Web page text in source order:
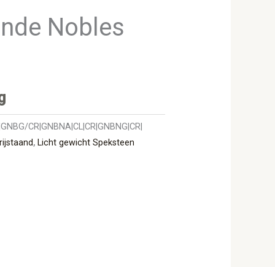
Nobles
CR|GNBNA|CL|CR|GNBNG|CR|
, Licht gewicht Speksteen